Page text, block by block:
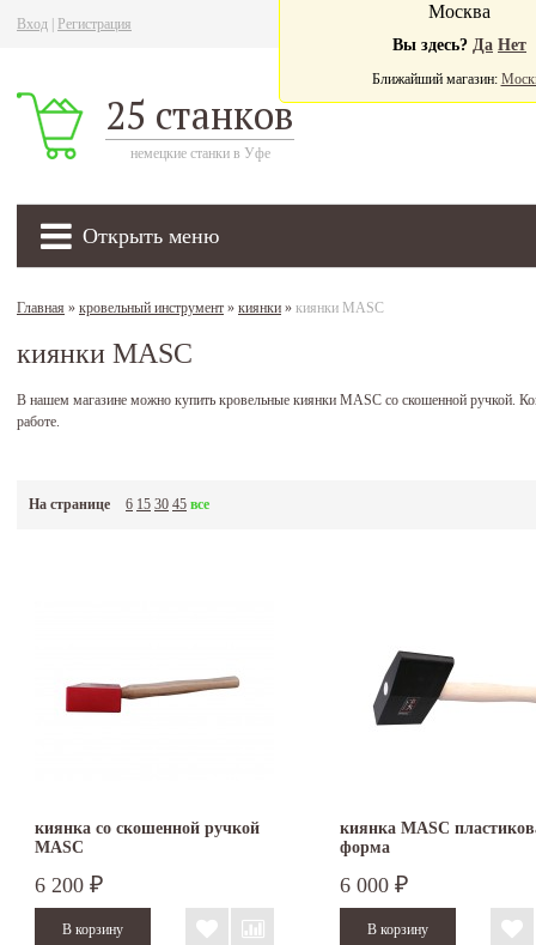
Вход Регистрация
25 станков
немецкие станки в Уфе
Открыть меню
Москва
Вы здесь? Да Нет
Ближайший магазин:
Главная » кровельный инструмент » киянки » киянки MASC
киянки MASC
В нашем магазине можно купить кровельные киянки MASC со скошенной ручкой.
работе.
На странице 6 15 30 45 все
киянка со скошенной ручкой
MASC
6 200 ₽
киянка MASC
форма
6 000 ₽